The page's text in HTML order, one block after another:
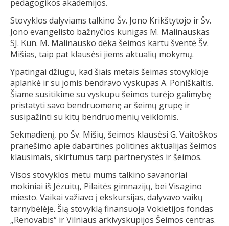
pedagogikos akademijos.
Stovyklos dalyviams talkino Šv. Jono Krikštytojo ir Šv.
Jono evangelisto bažnyčios kunigas M. Malinauskas
SJ. Kun. M. Malinausko dėka šeimos kartu šventė Šv.
Mišias, taip pat klausėsi jiems aktualių mokymų.
Ypatingai džiugu, kad šiais metais šeimas stovykloje
aplankė ir su jomis bendravo vyskupas A. Poniškaitis.
Šiame susitikime su vyskupu šeimos turėjo galimybę
pristatyti savo bendruomenę ar šeimų grupę ir
susipažinti su kitų bendruomenių veiklomis.
Sekmadienį, po Šv. Mišių, šeimos klausėsi G. Vaitoškos
pranešimo apie dabartines politines aktualijas šeimos
klausimais, skirtumus tarp partnerystės ir šeimos.
Visos stovyklos metu mums talkino savanoriai
mokiniai iš Jėzuitų, Pilaitės gimnazijų, bei Visagino
miesto. Vaikai važiavo į ekskursijas, dalyvavo vaikų
tarnybėlėje. Šią stovyklą finansuoja Vokietijos fondas
„Renovabis“ ir Vilniaus arkivyskupijos Šeimos centras.